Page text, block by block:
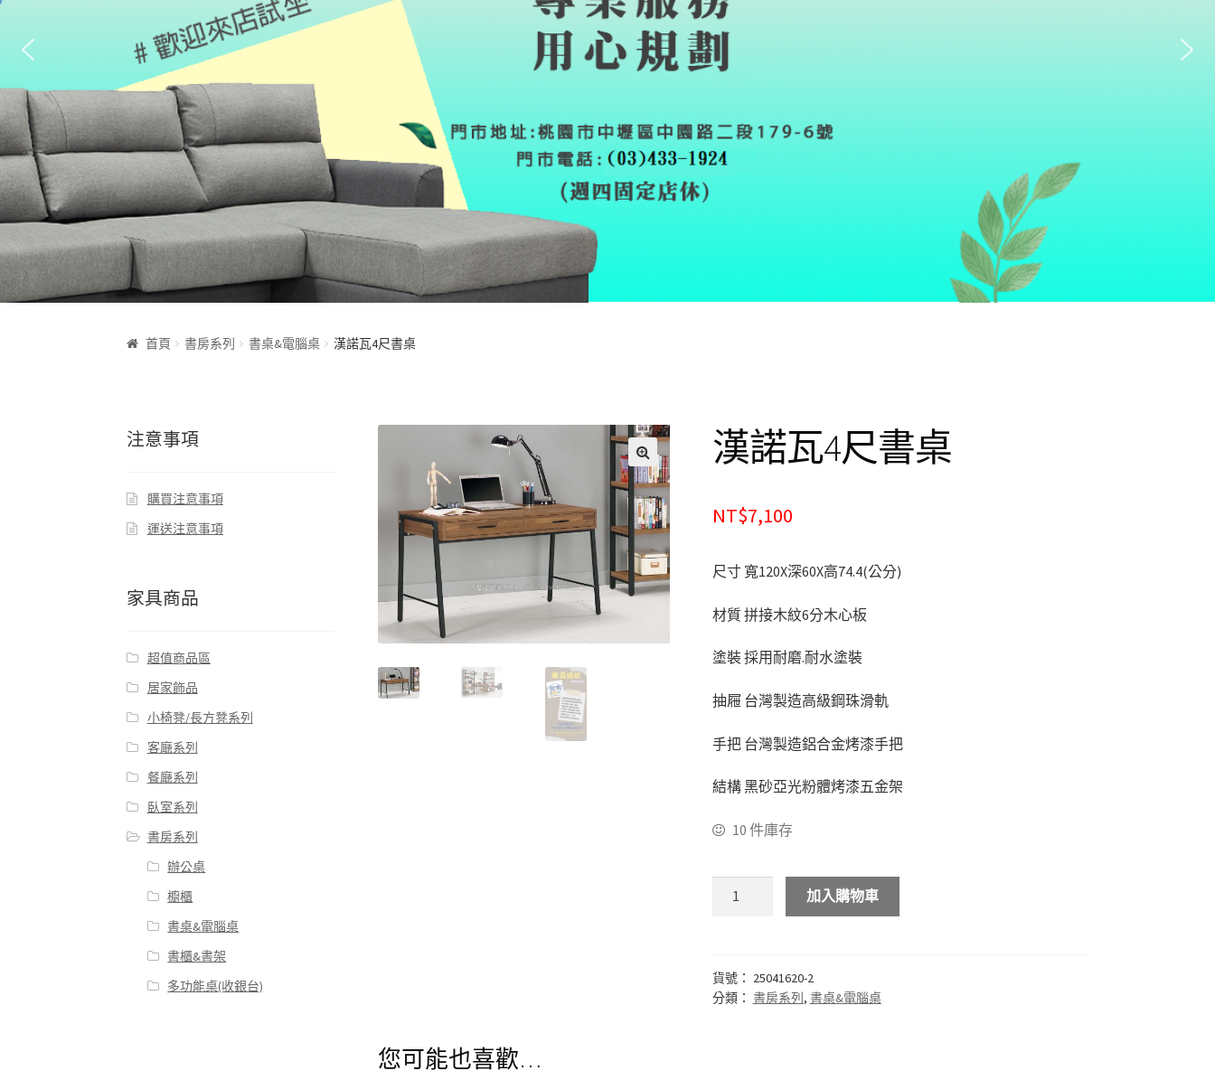
首頁 書房系列 書桌&電腦桌 漢諾瓦4尺書桌
🔍
漢諾瓦4尺書桌
NT$7,100
尺寸 寬120X深60X高74.4(公分)
材質 拼接木紋6分木心板
塗裝 採用耐磨.耐水塗裝
抽屜 台灣製造高級鋼珠滑軌
手把 台灣製造鋁合金烤漆手把
結構 黑砂亞光粉體烤漆五金架
10 件庫存
加入購物車
貨號： 25041620-2
分類： 書房系列, 書桌&電腦桌
您可能也喜歡…
注意事項
購買注意事項
運送注意事項
家具商品
超值商品區
居家飾品
小椅凳/長方凳系列
客廰系列
餐廰系列
臥室系列
書房系列
辦公桌
櫥櫃
書桌&電腦桌
書櫃&書架
多功能桌(收銀台)